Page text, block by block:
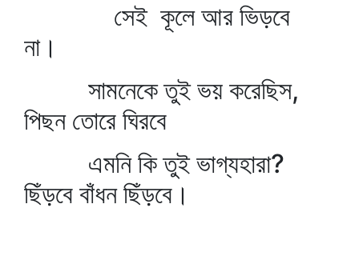
সেই কূলে আর ভিড়বে
না।
সামনেকে তুই ভয় করেছিস,
পিছন তোরে ঘিরবে
এমনি কি তুই ভাগ্যহারা?
ছিঁড়বে বাঁধন ছিঁড়বে।